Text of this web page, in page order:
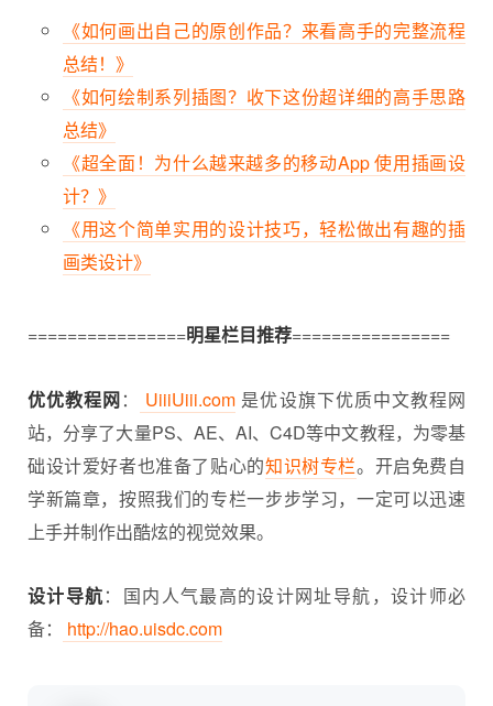
《如何画出自己的原创作品？来看高手的完整流程
总结！》
《如何绘制系列插图？收下这份超详细的高手思路
总结》
《超全面！为什么越来越多的移动App 使用插画设
计？》
《用这个简单实用的设计技巧，轻松做出有趣的插
画类设计》
================明星栏目推荐================
优优教程网： UiiiUiii.com 是优设旗下优质中文教程网
站，分享了大量PS、AE、AI、C4D等中文教程，为零基
础设计爱好者也准备了贴心的知识树专栏。开启免费自
学新篇章，按照我们的专栏一步步学习，一定可以迅速
上手并制作出酷炫的视觉效果。
设计导航：国内人气最高的设计网址导航，设计师必
备：
http://hao.uisdc.com